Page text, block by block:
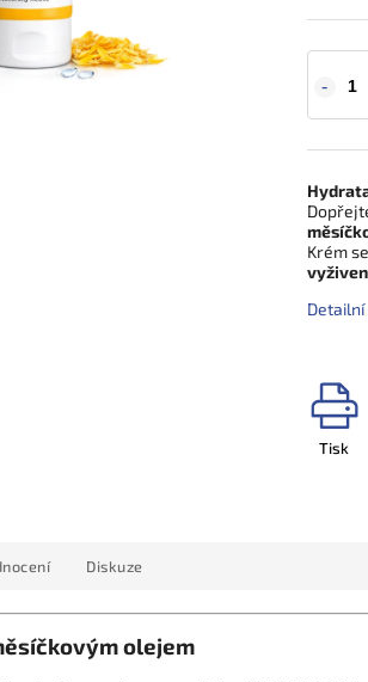
Krém
Tisk
Diskuze
olejem